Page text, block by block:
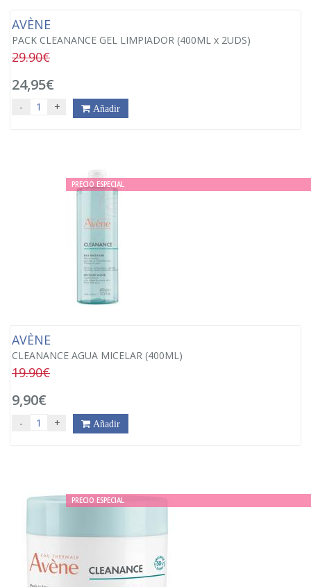
AVÈNE
PACK CLEANANCE GEL LIMPIADOR (400ML x 2UDS)
29.90€
24,95€
- + Añadir
PRECIO ESPECIAL
AVÈNE
CLEANANCE AGUA MICELAR (400ML)
19.90€
9,90€
- + Añadir
PRECIO ESPECIAL